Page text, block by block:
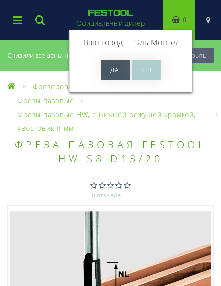
Снизили все цены на 20%, успей купить! Закрыть
Официальный дилер
Ваш город —Эль-Монте?
0
Фрезерование
Фрезы пазовые
Фрезы пазовые HW, с нижней режущей кромкой,
хвостовик 8 мм
ФРЕЗА ПАЗОВАЯ FESTOOL
HW S8 D13/20
0 отзывов